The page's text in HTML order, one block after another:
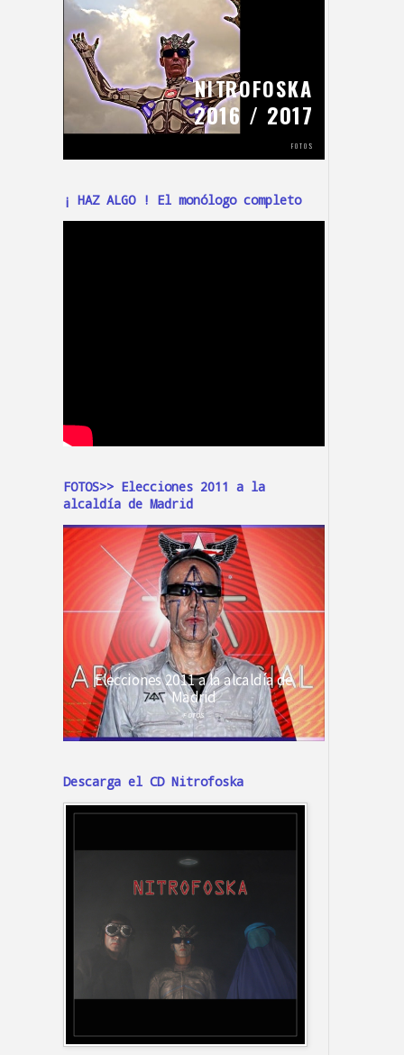
¡ HAZ ALGO ! El monólogo completo
FOTOS>> Elecciones 2011 a la
alcaldía de Madrid
Descarga el CD Nitrofoska